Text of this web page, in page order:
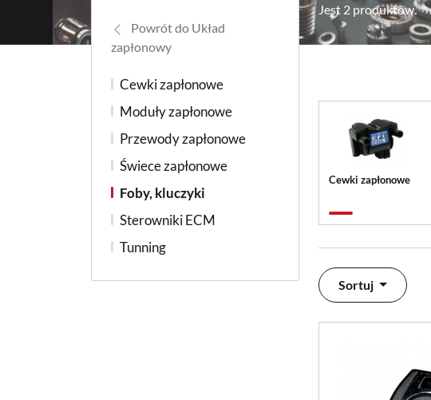
Jest 2 produktów.
Powrót do Układ
zapłonowy
Cewki zapłonowe
Moduły zapłonowe
Przewody zapłonowe
Świece zapłonowe
Foby, kluczyki
Sterowniki ECM
Tunning
Cewki zapłonowe
Sortuj